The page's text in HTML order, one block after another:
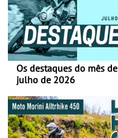
Os destaques do mês de
julho de 2026